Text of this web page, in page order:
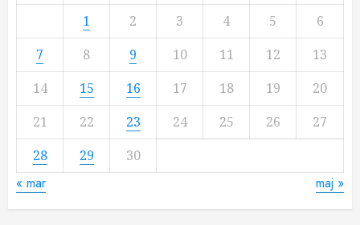
1
2 3 4 5
6
7
8 9 10 11 12
13
14
15 16 17 18 19
20
21
22 23 24 25 26
27
28
29 30
« mar maj »